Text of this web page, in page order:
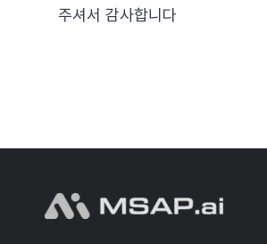
주셔서 감사합니다